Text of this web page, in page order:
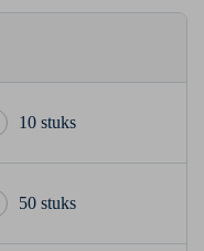
10 stuks
50 stuks